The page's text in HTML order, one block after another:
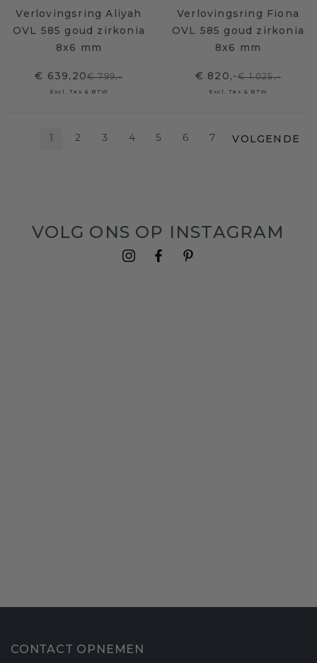
Verlovingsring Aliyah
OVL 585 goud zirkonia
8x6 mm
€ 639,20€ 799,-
Excl. Tax & BTW
Verlovingsring Fiona
OVL 585 goud zirkonia
8x6 mm
€ 820,-€ 1.025,-
Excl. Tax & BTW
1 2 3 4 5 6 7 VOLGENDE
VOLG ONS OP INSTAGRAM
CONTACT OPNEMEN